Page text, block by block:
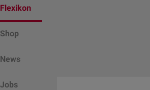
Flexikon
Shop
News
Jobs